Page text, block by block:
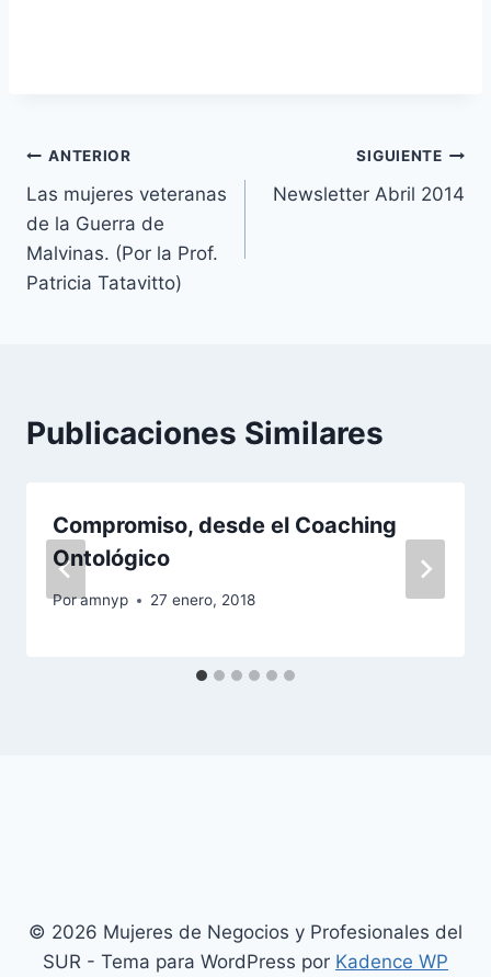
Navegación
de
entradas
ANTERIOR
Las mujeres veteranas
de la Guerra de
Malvinas. (Por la Prof.
Patricia Tatavitto)
SIGUIENTE
Newsletter Abril 2014
Publicaciones Similares
Compromiso, desde el Coaching
Ontológico
Poramnyp 27 enero, 2018
© 2026 Mujeres de Negocios y Profesionales del
SUR - Tema para WordPress por Kadence WP